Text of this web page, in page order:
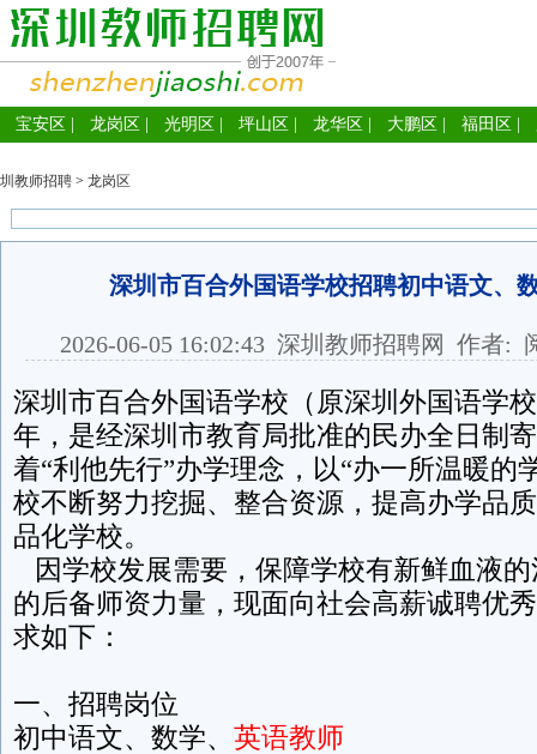
宝安区 龙岗区 光明区 坪山区 龙华区 大鹏区 福田区
圳教师招聘 > 龙岗区
深圳市百合外国语学校招聘初中语文、
2026-06-05 16:02:43 深圳教师招聘网 作者:
深圳市百合外国语学校（原深圳外国语学
年，是经深圳市教育局批准的民办全日制
着“利他先行”办学理念，以“办一所温暖的
校不断努力挖掘、整合资源，提高办学品
品化学校。
因学校发展需要，保障学校有新鲜血液
的后备师资力量，现面向社会高薪诚聘优
求如下：
一、招聘岗位
初中语文、数学、 英语教师